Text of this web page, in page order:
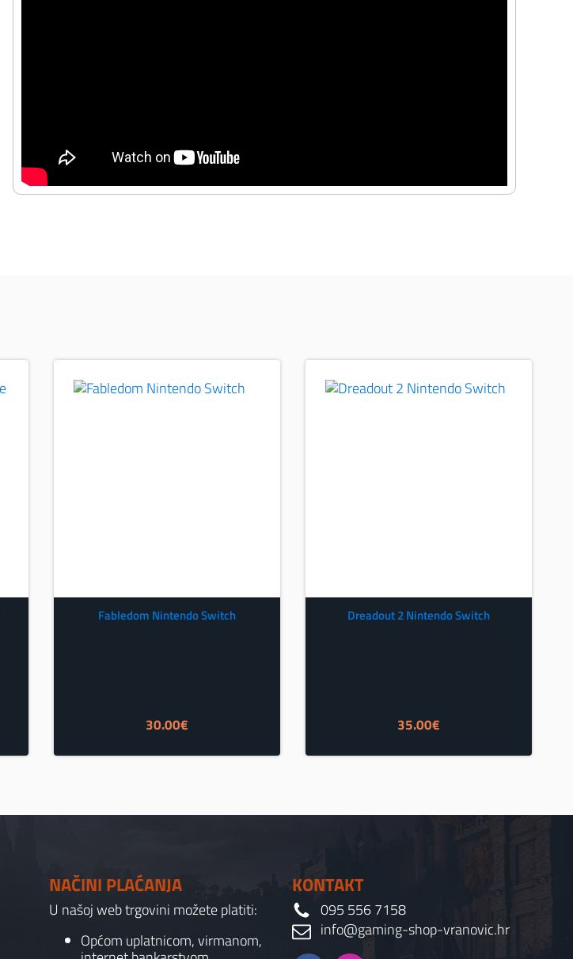
Fabledom Nintendo Switch
30.00€
Dreadout 2 Nintendo Switch
35.00€
NAČINI PLAĆANJA
U našoj web trgovini možete platiti:
Općom uplatnicom, virmanom,
KONTAKT
095 556 7158
info@gaming-shop-vranovic.hr